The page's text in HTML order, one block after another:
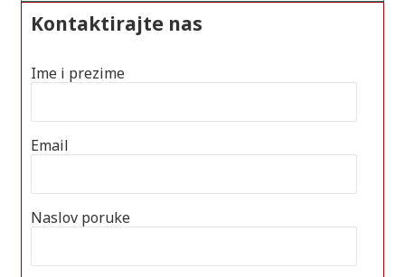
Kontaktirajte nas
Ime i prezime
Email
Naslov poruke